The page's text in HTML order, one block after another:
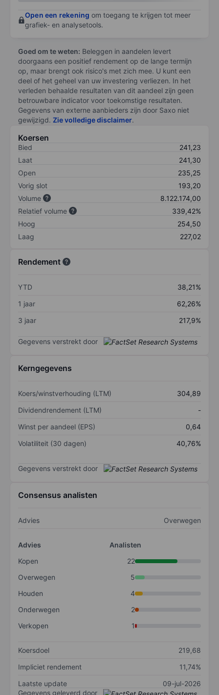
Open een rekening om toegang te krijgen tot meer
grafiek- en analysetools.
Goed om te weten: Beleggen in aandelen levert
doorgaans een positief rendement op de lange termijn
op, maar brengt ook risico's met zich mee. U kunt een
deel of het geheel van uw investering verliezen. In het
verleden behaalde resultaten van dit aandeel zijn geen
betrouwbare indicator voor toekomstige resultaten.
Gegevens van externe aanbieders zijn door Saxo niet
gewijzigd. Zie volledige disclaimer.
Koersen
Bied
241,23
Laat
241,30
Open
235,25
Vorig slot
193,20
Volume
8.122.174,00
Relatief volume
339,42%
Hoog
254,50
Laag
227,02
Rendement
YTD
38,21%
1 jaar
62,26%
3 jaar
217,9%
Gegevens verstrekt door
Kerngegevens
Koers/winstverhouding (LTM)
304,89
Dividendrendement (LTM)
-
Winst per aandeel (EPS)
0,64
Volatiliteit (30 dagen)
40,76%
Gegevens verstrekt door
Consensus analisten
Advies Overwegen
Advies
Analisten
Kopen
22
Overwegen
5
Houden
4
Onderwegen
2
Verkopen
1
Koersdoel
219,68
Impliciet rendement
11,74%
Laatste update
09-jul-2026
Gegevens geleverd door